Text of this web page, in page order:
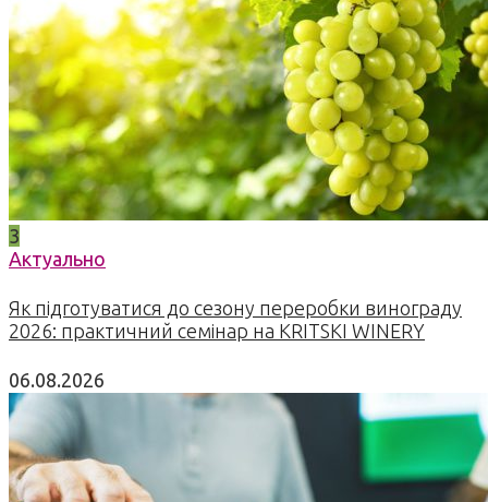
3
Актуально
Як підготуватися до сезону переробки винограду
2026: практичний семінар на KRITSKI WINERY
06.08.2026